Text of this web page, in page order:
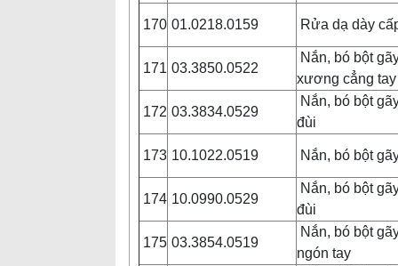
170 01.0218.0159 Rửa dạ dày
171 03.3850.0522
Nắn, bó bột
xương cẳng
172 03.3834.0529
Nắn, bó bột
đùi
173 10.1022.0519 Nắn, bó bột
174 10.0990.0529
Nắn, bó bột
đùi
175 03.3854.0519
Nắn, bó bột
ngón tay